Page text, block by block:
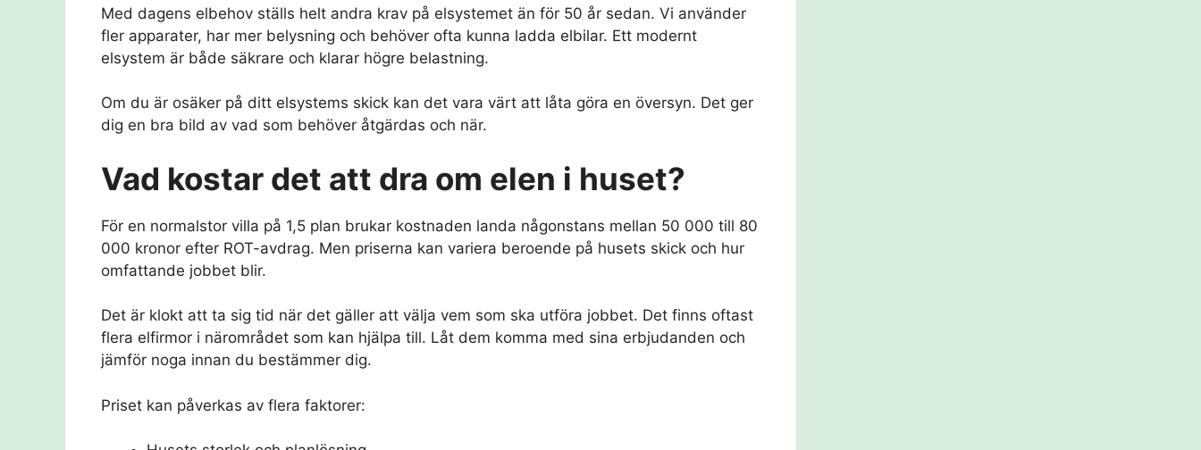
Med dagens elbehov ställs helt andra krav på elsystemet än för 50 år sedan. Vi använder
fler apparater, har mer belysning och behöver ofta kunna ladda elbilar. Ett modernt
elsystem är både säkrare och klarar högre belastning.
Om du är osäker på ditt elsystems skick kan det vara värt att låta göra en översyn. Det ger
dig en bra bild av vad som behöver åtgärdas och när.
Vad kostar det att dra om elen i huset?
För en normalstor villa på 1,5 plan brukar kostnaden landa någonstans mellan 50 000 till 80
000 kronor efter ROT-avdrag. Men priserna kan variera beroende på husets skick och hur
omfattande jobbet blir.
Det är klokt att ta sig tid när det gäller att välja vem som ska utföra jobbet. Det finns oftast
flera elfirmor i närområdet som kan hjälpa till. Låt dem komma med sina erbjudanden och
jämför noga innan du bestämmer dig.
Priset kan påverkas av flera faktorer: